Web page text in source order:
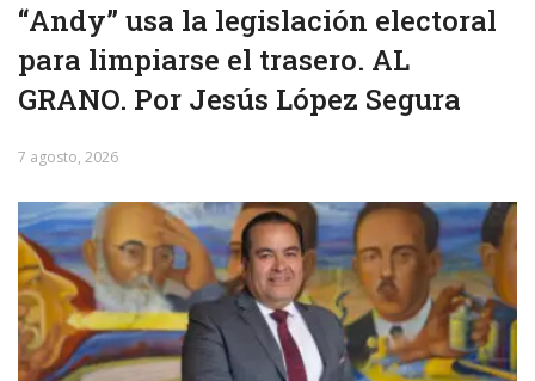
“Andy” usa la legislación electoral
para limpiarse el trasero. AL
GRANO. Por Jesús López Segura
7 agosto, 2026